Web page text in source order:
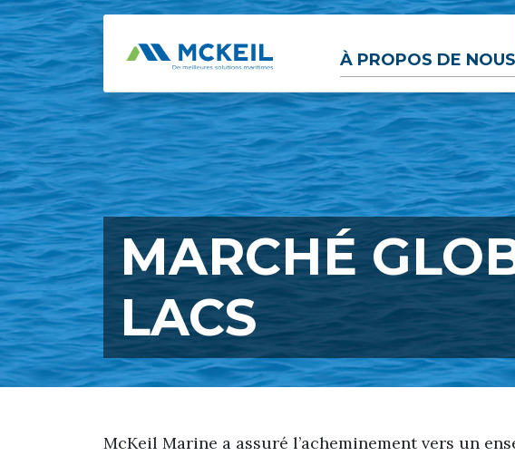
Passer au contenu principal
À PROPOS DE NOUS
MARCHÉ
LACS
McKeil Marine a assuré l’acheminement vers un